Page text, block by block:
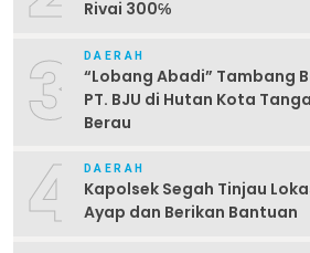
Rivai 300℅
3 DAERAH
“Lobang Abadi” Tambang
PT. BJU di Hutan Kota
Berau
4 DAERAH
Kapolsek Segah Tinjau
Ayap dan Berikan Bantuan